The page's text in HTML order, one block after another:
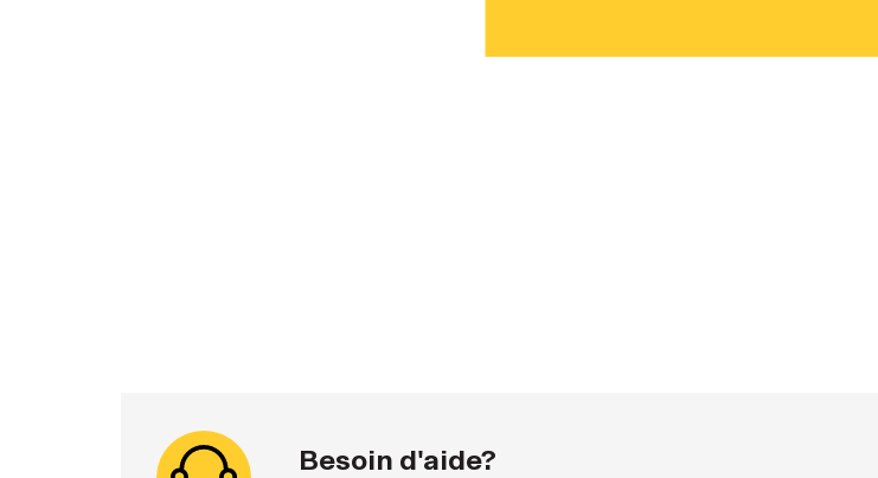
Besoin d'aide?